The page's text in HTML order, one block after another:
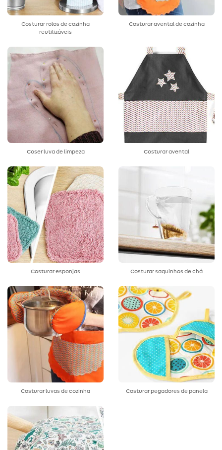
Costurar rolos de cozinha
reutilizáveis
Costurar avental de cozinha
Coser luva de limpeza Costurar avental
Costurar esponjas Costurar saquinhos de chá
Costurar luvas de cozinha Costurar pegadores de panela